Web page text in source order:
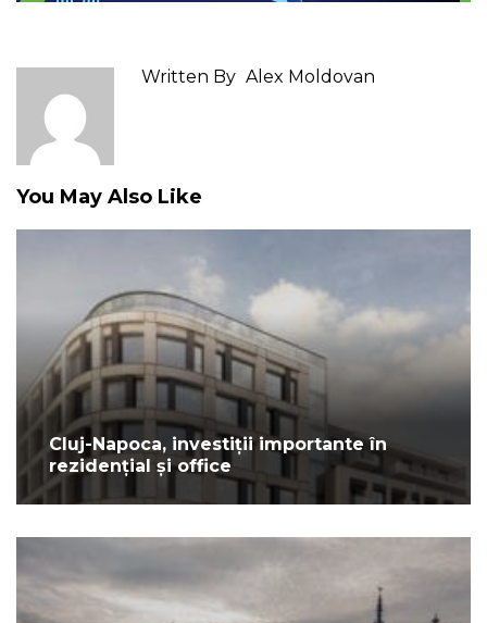
Written By Alex Moldovan
You May Also Like
Cluj-Napoca, investiții importante în
rezidențial și office